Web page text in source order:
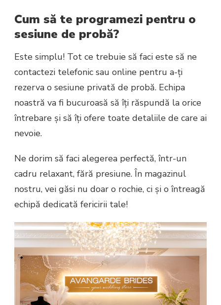
Cum să te programezi pentru o
sesiune de probă?
Este simplu! Tot ce trebuie să faci este să ne
contactezi telefonic sau online pentru a-ți
rezerva o sesiune privată de probă. Echipa
noastră va fi bucuroasă să îți răspundă la orice
întrebare și să îți ofere toate detaliile de care ai
nevoie.
Ne dorim să faci alegerea perfectă, într-un
cadru relaxant, fără presiune. În magazinul
nostru, vei găsi nu doar o rochie, ci și o întreagă
echipă dedicată fericirii tale!